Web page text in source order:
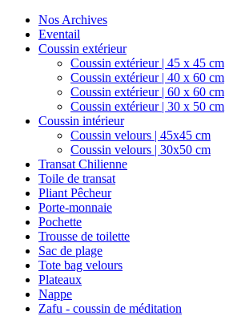
Nos Archives
Eventail
Coussin extérieur
Coussin extérieur | 45 x 45 cm
Coussin extérieur | 40 x 60 cm
Coussin extérieur | 60 x 60 cm
Coussin extérieur | 30 x 50 cm
Coussin intérieur
Coussin velours | 45x45 cm
Coussin velours | 30x50 cm
Transat Chilienne
Toile de transat
Pliant Pêcheur
Porte-monnaie
Pochette
Trousse de toilette
Sac de plage
Tote bag velours
Plateaux
Nappe
Zafu - coussin de méditation